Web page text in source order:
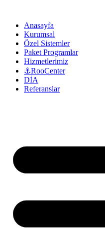
Anasayfa
Kurumsal
Özel Sistemler
Paket Programlar
Hizmetlerimiz
⚓RooCenter
DİA
Referanslar